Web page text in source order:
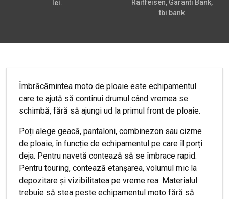
lei.
Raiffeisen, Garanti Bank,
tbi bank
Îmbrăcămintea moto de ploaie este echipamentul
care te ajută să continui drumul când vremea se
schimbă, fără să ajungi ud la primul front de ploaie.
Poți alege geacă, pantaloni, combinezon sau cizme
de ploaie, în funcție de echipamentul pe care îl porți
deja. Pentru navetă contează să se îmbrace rapid.
Pentru touring, contează etanșarea, volumul mic la
depozitare și vizibilitatea pe vreme rea. Materialul
trebuie să stea peste echipamentul moto fără să